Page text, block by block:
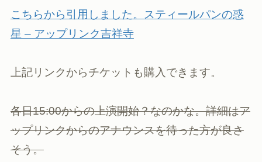
こちらから引用しました。スティールパンの惑
星 – アップリンク吉祥寺
上記リンクからチケットも購入できます。
各日15:00からの上演開始？なのかな。詳細はア
ップリンクからのアナウンスを待った方が良さ
そう。